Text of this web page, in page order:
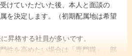
けていただいた後、本人と面談の
を決定します。（初期配属地は希望
昇格する社員が多いです。
性を高めたい場合は「専門職」、部